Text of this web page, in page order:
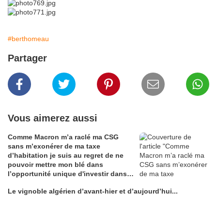
#berthomeau
Partager
Vous aimerez aussi
Comme Macron m’a raclé ma CSG
sans m’exonérer de ma taxe
d’habitation je suis au regret de ne
pouvoir mettre mon blé dans
l’opportunité unique d'investir dans
Alain Edouard
Le vignoble algérien d’avant-hier et d’aujourd’hui...